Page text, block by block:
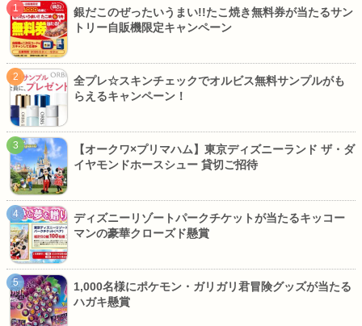
銀だこのぜったいうまい!!たこ焼き無料券が当たるサン
トリー自販機限定キャンペーン
全プレ☆スキンチェックでオルビス無料サンプルがも
らえるキャンペーン！
【オークワ×プリマハム】東京ディズニーランド ザ・ダ
イヤモンドホースシュー 貸切ご招待
ディズニーリゾートパークチケットが当たるキッコー
マンの豪華クローズド懸賞
1,000名様にポケモン・ガリガリ君冒険グッズが当たる
ハガキ懸賞